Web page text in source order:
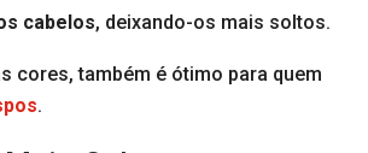
cabelos, deixando-os mais soltos.
cores, também é ótimo para quem
.